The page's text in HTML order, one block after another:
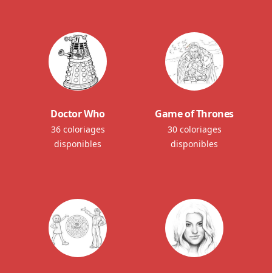
Doctor Who
36 coloriages
disponibles
Game of Thrones
30 coloriages
disponibles